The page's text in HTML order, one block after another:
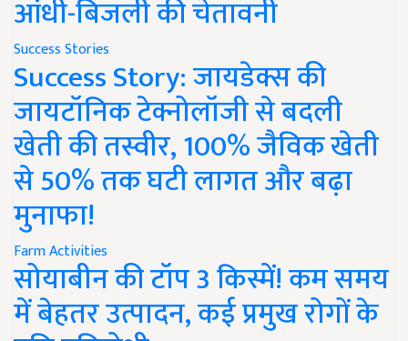
आंधी-बिजली की चेतावनी
Success Stories
Success Story: जायडेक्स की
जायटॉनिक टेक्नोलॉजी से बदली
खेती की तस्वीर, 100% जैविक खेती
से 50% तक घटी लागत और बढ़ा
मुनाफा!
Farm Activities
सोयाबीन की टॉप 3 किस्में! कम समय
में बेहतर उत्पादन, कई प्रमुख रोगों के